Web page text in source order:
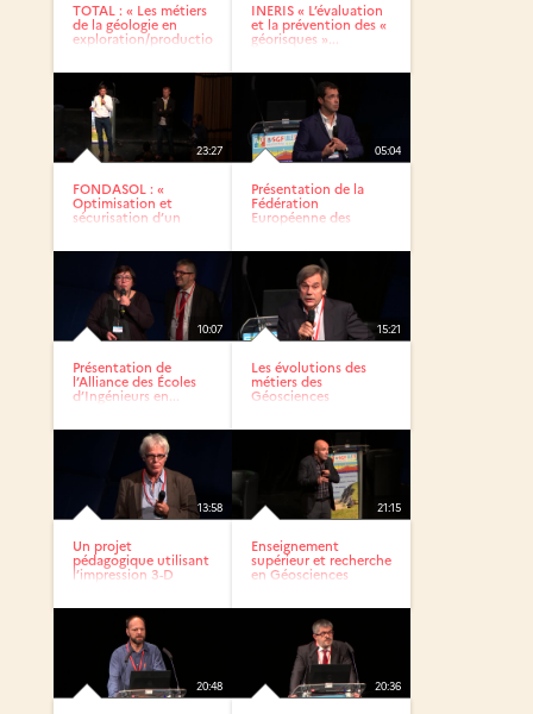
TOTAL : « Les métiers
de la géologie en
exploration/production...
INERIS « L’évaluation
et la prévention des «
géorisques »...
23:27
FONDASOL : «
Optimisation et
sécurisation d’un
05:04
Présentation de la
Fédération
Européenne des
10:07
Présentation de
l’Alliance des Écoles
d’Ingénieurs en...
15:21
Les évolutions des
métiers des
Géosciences
13:58
Un projet
pédagogique utilisant
l’impression 3-D
21:15
Enseignement
supérieur et recherche
en Géosciences
20:48 20:36